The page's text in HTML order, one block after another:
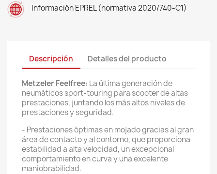
Información EPREL (normativa 2020/740-C1)
Descripción Detalles del producto
Metzeler Feelfree: La última generación de
neumáticos sport-touring para scooter de altas
prestaciones, juntando los más altos niveles de
prestaciones y seguridad.
- Prestaciones óptimas en mojado gracias al gran
área de contacto y al contorno, que proporciona
estabilidad a alta velocidad, un excepcional
comportamiento en curva y una excelente
maniobrabilidad.